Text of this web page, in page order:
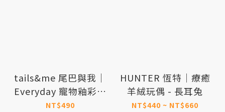
tails&me 尾巴與我｜
Everyday 寵物釉彩陶
瓷碗 M號 (共5色)
NT$490
HUNTER 恆特｜療癒
羊絨玩偶 - 長耳兔
NT$440 ~ NT$660